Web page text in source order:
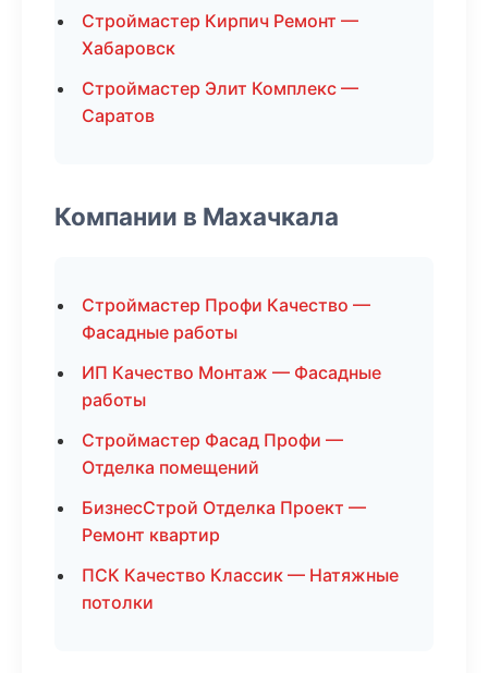
Строймастер Кирпич Ремонт —
Хабаровск
Строймастер Элит Комплекс —
Саратов
Компании в Махачкала
Строймастер Профи Качество —
Фасадные работы
ИП Качество Монтаж — Фасадные
работы
Строймастер Фасад Профи —
Отделка помещений
БизнесСтрой Отделка Проект —
Ремонт квартир
ПСК Качество Классик — Натяжные
потолки